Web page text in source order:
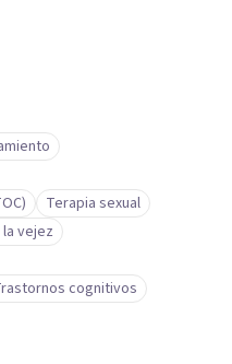
Terapia sexual
vejez
cognitivos